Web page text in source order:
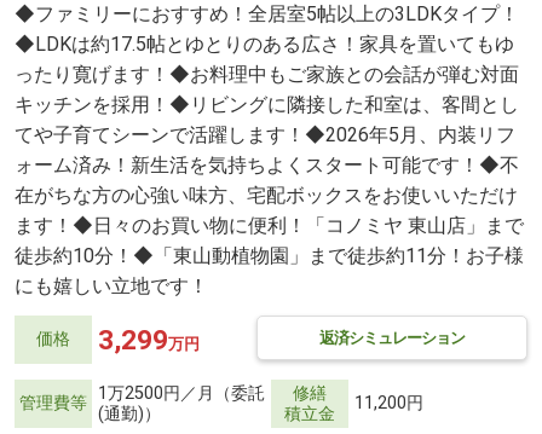
◆ファミリーにおすすめ！全居室5帖以上の3LDKタイプ！
◆LDKは約17.5帖とゆとりのある広さ！家具を置いてもゆ
ったり寛げます！◆お料理中もご家族との会話が弾む対面
キッチンを採用！◆リビングに隣接した和室は、客間とし
てや子育てシーンで活躍します！◆2026年5月、内装リフ
ォーム済み！新生活を気持ちよくスタート可能です！◆不
在がちな方の心強い味方、宅配ボックスをお使いいただけ
ます！◆日々のお買い物に便利！「コノミヤ 東山店」まで
徒歩約10分！◆「東山動植物園」まで徒歩約11分！お子様
にも嬉しい立地です！
価格 返済シミュレーション
3,299万円
管理費等 1万2500円／月（委託
(通勤)）
修繕
積立金
11,200円